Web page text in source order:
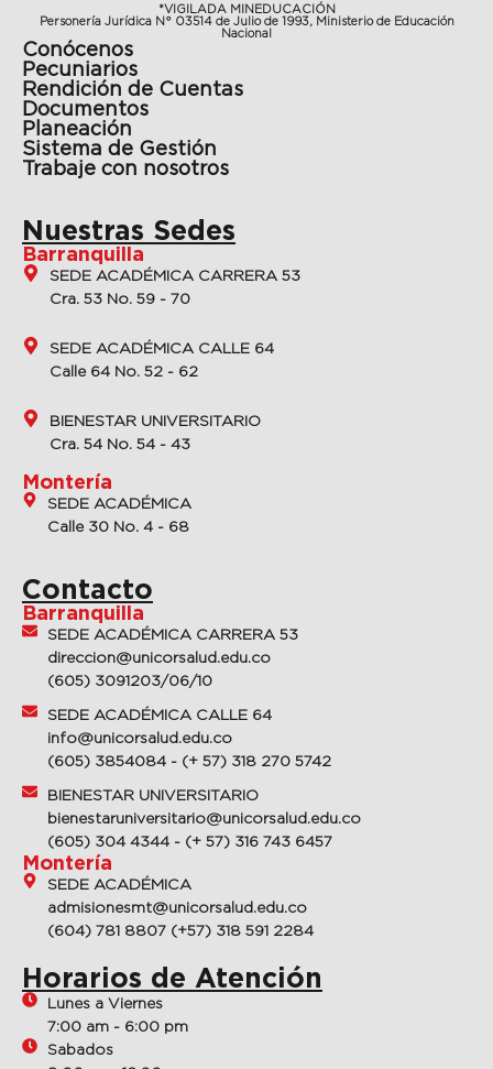
*VIGILADA MINEDUCACIÓN
Personería Jurídica N° 03514 de Julio de 1993, Ministerio de Educación
Nacional
Conócenos
Pecuniarios
Rendición de Cuentas
Documentos
Planeación
Sistema de Gestión
Trabaje con nosotros
Nuestras Sedes
Barranquilla
SEDE ACADÉMICA CARRERA 53
Cra. 53 No. 59 - 70
SEDE ACADÉMICA CALLE 64
Calle 64 No. 52 - 62
BIENESTAR UNIVERSITARIO
Cra. 54 No. 54 - 43
Montería
SEDE ACADÉMICA
Calle 30 No. 4 - 68
Contacto
Barranquilla
SEDE ACADÉMICA CARRERA 53
direccion@unicorsalud.edu.co
(605) 3091203/06/10
SEDE ACADÉMICA CALLE 64
info@unicorsalud.edu.co
(605) 3854084 - (+ 57) 318 270 5742
BIENESTAR UNIVERSITARIO
bienestaruniversitario@unicorsalud.edu.co
(605) 304 4344 - (+ 57) 316 743 6457
Montería
SEDE ACADÉMICA
admisionesmt@unicorsalud.edu.co
(604) 781 8807 (+57) 318 591 2284
Horarios de Atención
Lunes a Viernes
7:00 am - 6:00 pm
Sabados